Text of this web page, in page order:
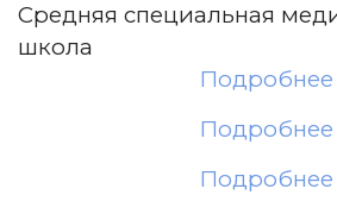
Средняя специальная
школа
Подробнее
Подробнее
Подробнее